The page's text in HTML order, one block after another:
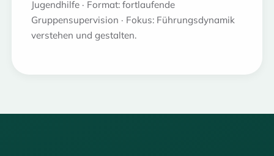
Jugendhilfe · Format: fortlaufende
Gruppensupervision · Fokus: Führungsdynamik
verstehen und gestalten.